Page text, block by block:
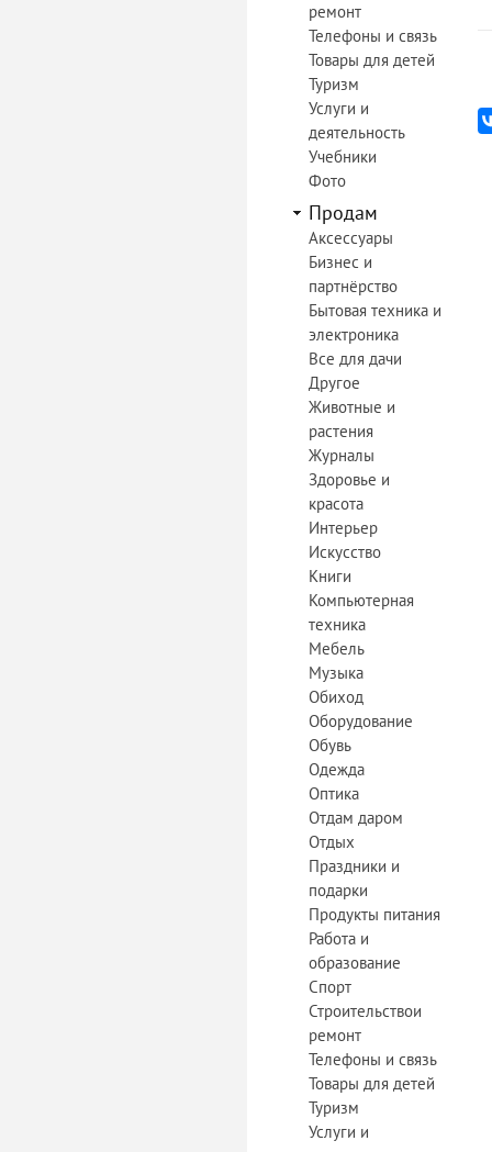
ремонт
Телефоны и связь
Товары для детей
Туризм
Услуги и
деятельность
Учебники
Фото
Продам
Аксессуары
Бизнес и
партнёрство
Бытовая техника и
электроника
Все для дачи
Другое
Животные и
растения
Журналы
Здоровье и
красота
Интерьер
Искусство
Книги
Компьютерная
техника
Мебель
Музыка
Обиход
Оборудование
Обувь
Одежда
Оптика
Отдам даром
Отдых
Праздники и
подарки
Продукты питания
Работа и
образование
Спорт
Строительствои
ремонт
Телефоны и связь
Товары для детей
Туризм
Услуги и